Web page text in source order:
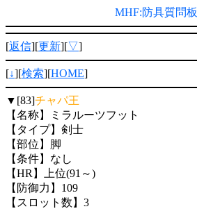
MHF:防具質問板
[返信][更新][▽]
[↓][検索][HOME]
▼[83]チャパ王
【名称】ミラルーツフット
【タイプ】剣士
【部位】脚
【条件】なし
【HR】上位(91～)
【防御力】109
【スロット数】3